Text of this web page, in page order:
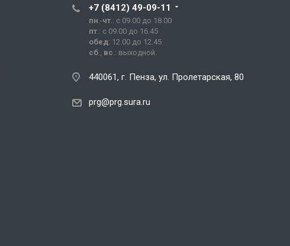
+7 (8412) 49-09-11
пн .-чт.: с 09.00 до 18.00
пт.: с 09.00 до 16.45
обед: 12.00 до 12.45
сб., вс .: выходной.
440061, г. Пенза, ул. Пролетарская, 80
prg@prg.sura.ru